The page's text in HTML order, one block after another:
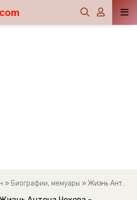
» Биографии, мемуары » Жизнь Антона Чехова - Дональд Рейфилд